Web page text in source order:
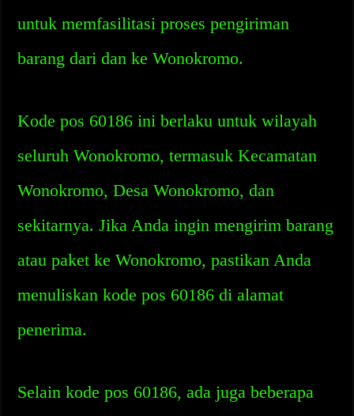
untuk memfasilitasi proses pengiriman
barang dari dan ke Wonokromo.
Kode pos 60186 ini berlaku untuk wilayah
seluruh Wonokromo, termasuk Kecamatan
Wonokromo, Desa Wonokromo, dan
sekitarnya. Jika Anda ingin mengirim barang
atau paket ke Wonokromo, pastikan Anda
menuliskan kode pos 60186 di alamat
penerima.
Selain kode pos 60186, ada juga beberapa